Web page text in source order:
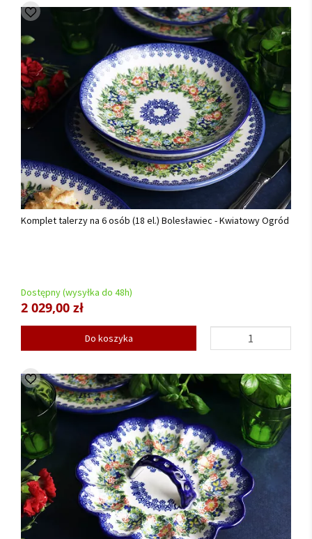
Komplet talerzy na 6 osób (18 el.) Bolesławiec - Kwiatowy Ogród
Dostępny (wysyłka do 48h)
2 029,00 zł
Do koszyka